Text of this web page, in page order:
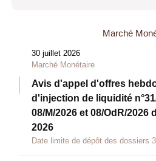
Marché
30 juillet 2026
Marché Monétaire
Avis d'appel d'offres
d'injection de liquidité
08/M/2026 et 08/OdR/2026
2026
Date limite de dépôt des dossiers